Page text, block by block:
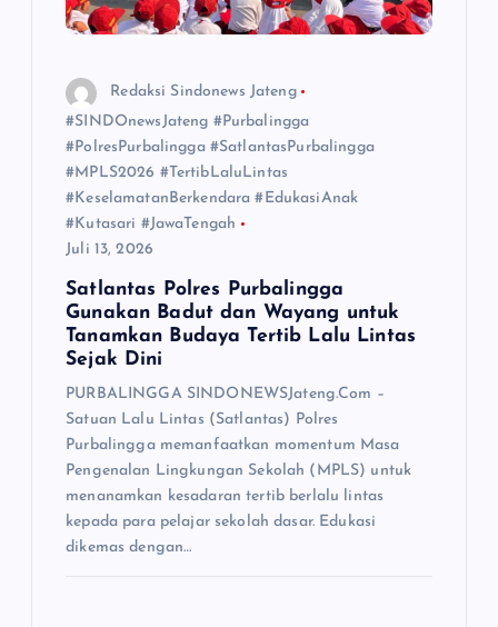
Redaksi Sindonews Jateng
#SINDOnewsJateng #Purbalingga
#PolresPurbalingga #SatlantasPurbalingga
#MPLS2026 #TertibLaluLintas
#KeselamatanBerkendara #EdukasiAnak
#Kutasari #JawaTengah
Juli 13, 2026
Satlantas Polres Purbalingga
Gunakan Badut dan Wayang untuk
Tanamkan Budaya Tertib Lalu Lintas
Sejak Dini
PURBALINGGA SINDONEWSJateng.Com –
Satuan Lalu Lintas (Satlantas) Polres
Purbalingga memanfaatkan momentum Masa
Pengenalan Lingkungan Sekolah (MPLS) untuk
menanamkan kesadaran tertib berlalu lintas
kepada para pelajar sekolah dasar. Edukasi
dikemas dengan…